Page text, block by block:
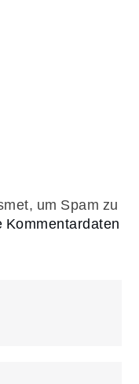
um Spam zu
Kommentardaten